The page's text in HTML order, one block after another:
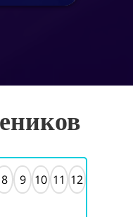
8 9 10 11 12